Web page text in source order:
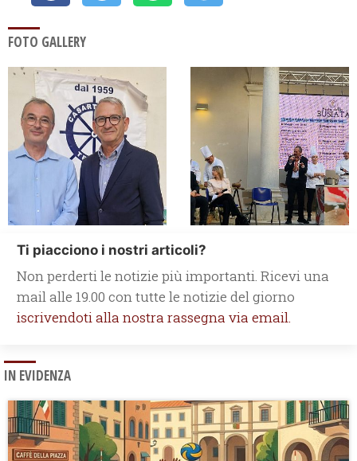
FOTO GALLERY
Ti piacciono i nostri articoli?
Non perderti le notizie più importanti. Ricevi una
mail alle 19.00 con tutte le notizie del giorno
iscrivendoti alla nostra rassegna via email.
IN EVIDENZA